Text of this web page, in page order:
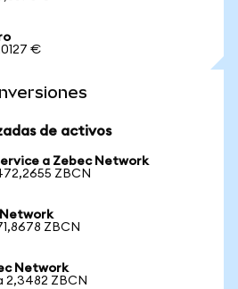
€
de activos
a Zebec Network
ZBCN
Network
ZBCN
Network
2,3482 ZBCN